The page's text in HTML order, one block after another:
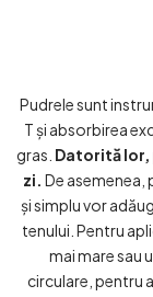
Pudrele sunt
T și absorbirea
gras. Datorită lor,
zi. De asemenea,
și simplu vor
tenului. Pentru
mai mare sau
circulare, pentru